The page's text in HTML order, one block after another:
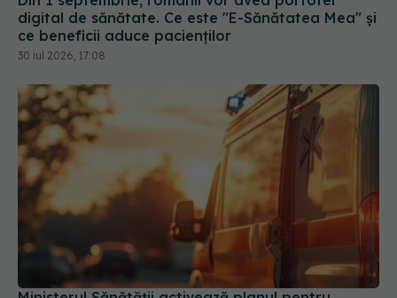
30 iul 2026, 17:08
Ministerul Sănătății activează planul pentru
caniculă. Măsuri speciale în spitale și recomandări
pentru populație